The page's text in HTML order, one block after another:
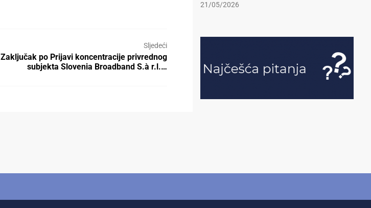
Sljedeći
Zaključak po Prijavi koncentracije privrednog
subjekta Slovenia Broadband S.à r.l.…
21/05/2026